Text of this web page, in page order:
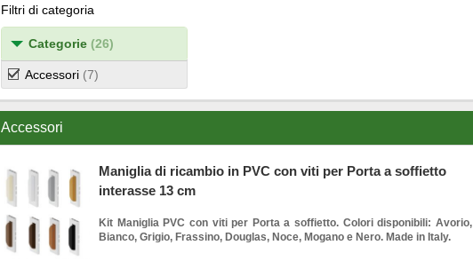
Filtri di categoria
Categorie (26)
Accessori (7)
Accessori
Maniglia di ricambio in PVC con viti per Porta a soffietto
interasse 13 cm
Kit Maniglia PVC con viti per Porta a soffietto. Colori disponibili: Avorio,
Bianco, Grigio, Frassino, Douglas, Noce, Mogano e Nero. Made in Italy.